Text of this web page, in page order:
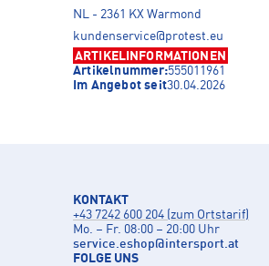
NL - 2361 KX Warmond
kundenservice@protest.eu
ARTIKELINFORMATIONEN
Artikelnummer:555011961
Im Angebot seit30.04.2026
KONTAKT
+43 7242 600 204 (zum Ortstarif)
Mo. – Fr. 08:00 – 20:00 Uhr
service.eshop@intersport.at
FOLGE UNS